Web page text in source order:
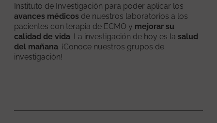
Instituto de Investigación para poder aplicar los
avances médicos de nuestros laboratorios a los
pacientes con terapia de ECMO y mejorar su
calidad de vida. La investigación de hoy es la salud
del mañana. ¡Conoce nuestros grupos de
investigación!